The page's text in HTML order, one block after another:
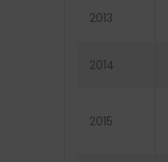
2013
2014
2015